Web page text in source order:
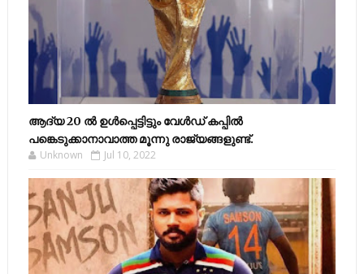
ആദ്യ 20 ല്‍ ഉള്‍പ്പെട്ടിട്ടും വേള്‍ഡ് കപ്പില്‍
പങ്കെടുക്കാനാവാത്ത മൂന്നു രാജ്യങ്ങളുണ്ട്.
Unknown Jul 10, 2022